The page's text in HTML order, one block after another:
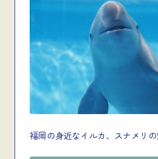
福岡の身近なイルカ、スナメリ